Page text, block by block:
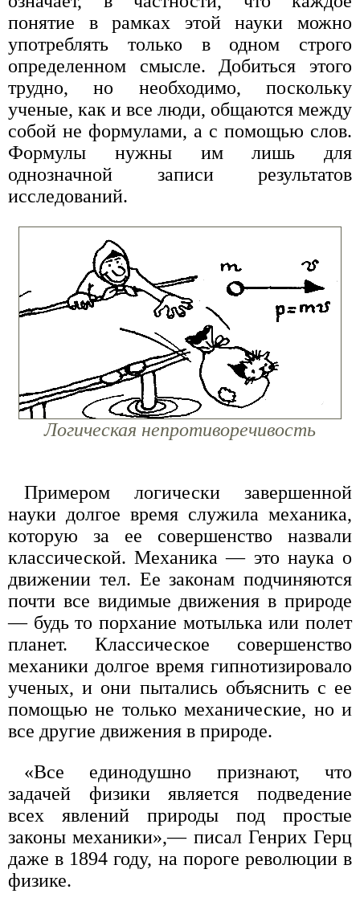
понятие в рамках этой науки можно
употреблять только в одном строго
определенном смысле. Добиться этого
трудно, но необходимо, поскольку
ученые, как и все люди, общаются между
собой не формулами, а с помощью слов.
Формулы нужны им лишь для
однозначной записи результатов
исследований.
Логическая непротиворечивость
Примером логически завершенной
науки долгое время служила механика,
которую за ее совершенство назвали
классической. Механика — это наука о
движении тел. Ее законам подчиняются
почти все видимые движения в природе
— будь то порхание мотылька или полет
планет. Классическое совершенство
механики долгое время гипнотизировало
ученых, и они пытались объяснить с ее
помощью не только механические, но и
все другие движения в природе.
«Все единодушно признают, что
задачей физики является подведение
всех явлений природы под простые
законы механики»,— писал Генрих Герц
даже в 1894 году, на пороге революции в
физике.